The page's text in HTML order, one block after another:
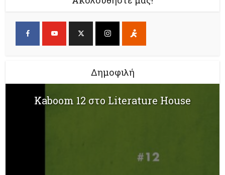
Δημοφιλή
Kaboom 12 στο Literature House